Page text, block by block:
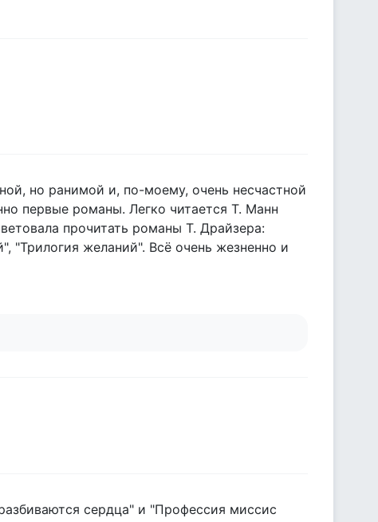
но ранимой и, по-моему, очень несчастной
первые романы. Легко читается Т. Манн
прочитать романы Т. Драйзера:
"Трилогия желаний". Всё очень жезненно и
сердца" и "Профессия миссис